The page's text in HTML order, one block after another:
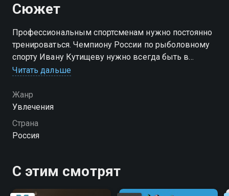
Сюжет
Профессиональным спортсменам нужно постоянно
тренироваться. Чемпиону России по рыболовному
спорту Ивану Кутищеву нужно всегда быть в
форме, чтобы побеждать! И сегодня Иван
Читать дальше
Жанр
Увлечения
Страна
Россия
С этим смотрят